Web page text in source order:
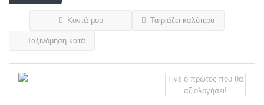
Κοντά μου Ταιριάζει καλύτερα
Ταξινόμηση κατά
Γίνε ο πρώτος που θα
αξιολογήσει!